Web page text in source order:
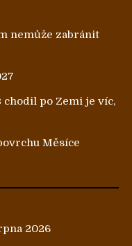
nemůže zabránit
chodil po Zemi je víc,
Měsíce
2026